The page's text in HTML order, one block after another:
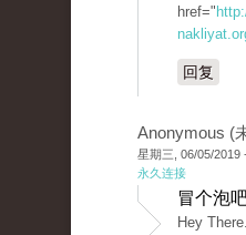
href="
回复
Anonymous (
星期三, 06/05/2019
永久连接
冒个泡
Hey